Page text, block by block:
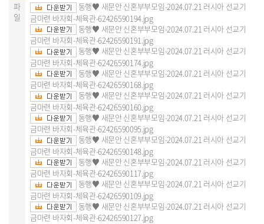
파
일
동행♥ 새문안 신혼부부모임-2024.07.21 러시아 선교기
금마련 바자회-체육관-62426590194.jpg
동행♥ 새문안 신혼부부모임-2024.07.21 러시아 선교기
금마련 바자회-체육관-62426590191.jpg
동행♥ 새문안 신혼부부모임-2024.07.21 러시아 선교기
금마련 바자회-체육관-62426590174.jpg
동행♥ 새문안 신혼부부모임-2024.07.21 러시아 선교기
금마련 바자회-체육관-62426590168.jpg
동행♥ 새문안 신혼부부모임-2024.07.21 러시아 선교기
금마련 바자회-체육관-62426590160.jpg
동행♥ 새문안 신혼부부모임-2024.07.21 러시아 선교기
금마련 바자회-체육관-62426590095.jpg
동행♥ 새문안 신혼부부모임-2024.07.21 러시아 선교기
금마련 바자회-체육관-62426590148.jpg
동행♥ 새문안 신혼부부모임-2024.07.21 러시아 선교기
금마련 바자회-체육관-62426590117.jpg
동행♥ 새문안 신혼부부모임-2024.07.21 러시아 선교기
금마련 바자회-체육관-62426590109.jpg
동행♥ 새문안 신혼부부모임-2024.07.21 러시아 선교기
금마련 바자회-체육관-62426590127.jpg